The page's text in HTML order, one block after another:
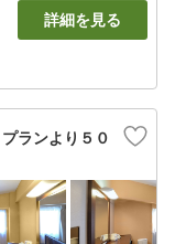
詳細を見る
ランより５０